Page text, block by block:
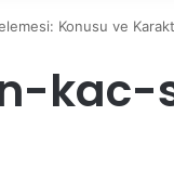
Konusu ve
kac-